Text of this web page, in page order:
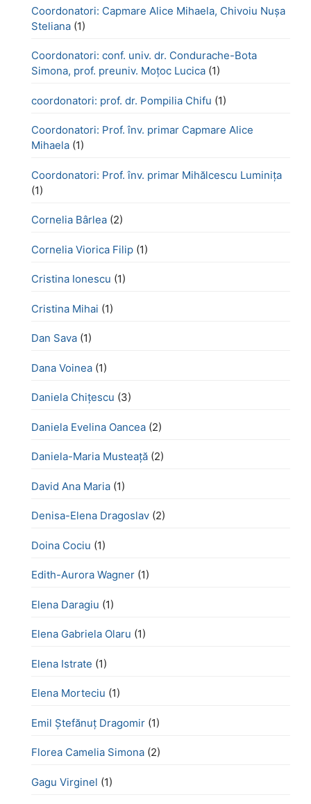
Coordonatori: Capmare Alice Mihaela, Chivoiu Nușa
Steliana (1)
Coordonatori: conf. univ. dr. Condurache-Bota
Simona, prof. preuniv. Moțoc Lucica (1)
coordonatori: prof. dr. Pompilia Chifu (1)
Coordonatori: Prof. înv. primar Capmare Alice
Mihaela (1)
Coordonatori: Prof. înv. primar Mihălcescu Luminița
(1)
Cornelia Bârlea (2)
Cornelia Viorica Filip (1)
Cristina Ionescu (1)
Cristina Mihai (1)
Dan Sava (1)
Dana Voinea (1)
Daniela Chițescu (3)
Daniela Evelina Oancea (2)
Daniela-Maria Musteață (2)
David Ana Maria (1)
Denisa-Elena Dragoslav (2)
Doina Cociu (1)
Edith-Aurora Wagner (1)
Elena Daragiu (1)
Elena Gabriela Olaru (1)
Elena Istrate (1)
Elena Morteciu (1)
Emil Ștefănuț Dragomir (1)
Florea Camelia Simona (2)
Gagu Virginel (1)